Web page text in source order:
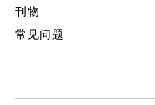
刊物
常见问题